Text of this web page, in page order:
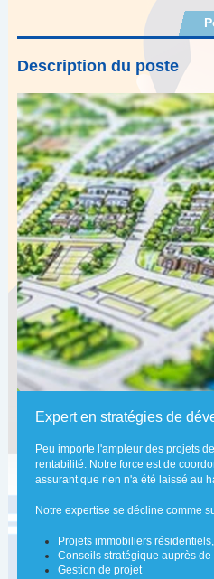
Description du poste
Expert en stratégies de
Peu importe l'ampleur des projets
rentabilité. Notre force est de
assurant que rien n'a été laissé au
Notre expertise se décline comme
Projets immobiliers
Conseils stratégique auprès
Gestion de projet